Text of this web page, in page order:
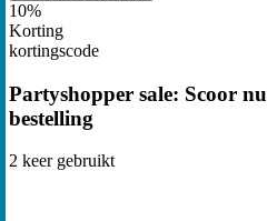
10%
Korting
kortingscode
Partyshopper sale: Scoor nu
bestelling
2 keer gebruikt